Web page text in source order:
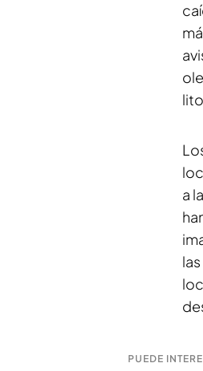
a
PUEDE